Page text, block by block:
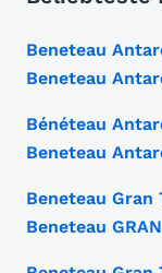
Beneteau
Beneteau
Bénéteau
Beneteau
Beneteau Gran
Beneteau